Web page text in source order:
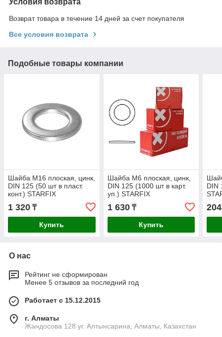
Возврат товара в течение 14 дней за счет покупателя
Все условия возврата
Подобные товары компании
Шайба М16 плоская, цинк,
DIN 125 (50 шт в пласт.
конт.) STARFIX
1 320 ₸
Купить
Шайба М6 плоская, цинк,
DIN 125 (1000 шт в карт.
уп.) STARFIX
1 630₸
Купить
DIN
204
О нас
Рейтинг не сформирован
Менее 5 отзывов за последний год
Работает с 15.12.2015
г. Алматы
Жандосова 128 уг. Алтынсарина, Алматы, Казахстан